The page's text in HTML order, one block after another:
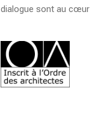
dialogue sont au cœur